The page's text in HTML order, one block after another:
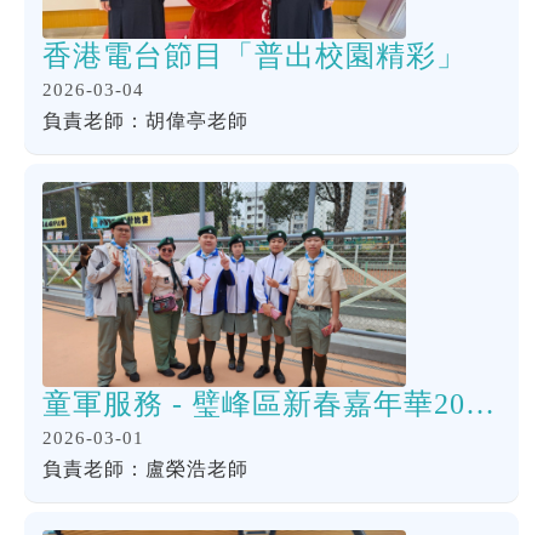
香港電台節目「普出校園精彩」
2026-03-04
負責老師：胡偉亭老師
童軍服務 - 璧峰區新春嘉年華2026 暨 璧峰第七旅成立55 周年旅慶活動啟動禮
2026-03-01
負責老師：盧榮浩老師